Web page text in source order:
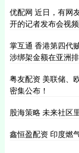
优配网 近日，有网
开的记者发布会视
掌互通 香港第四代
涉绑架金额在亚洲
粤友配资 美联储、
密集公布！
股海策略 未来社区
鑫恒盈配资 印度燃